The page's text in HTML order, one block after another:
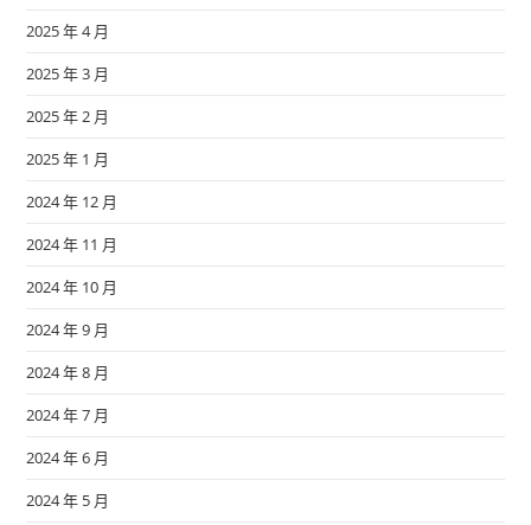
2025 年 4 月
2025 年 3 月
2025 年 2 月
2025 年 1 月
2024 年 12 月
2024 年 11 月
2024 年 10 月
2024 年 9 月
2024 年 8 月
2024 年 7 月
2024 年 6 月
2024 年 5 月